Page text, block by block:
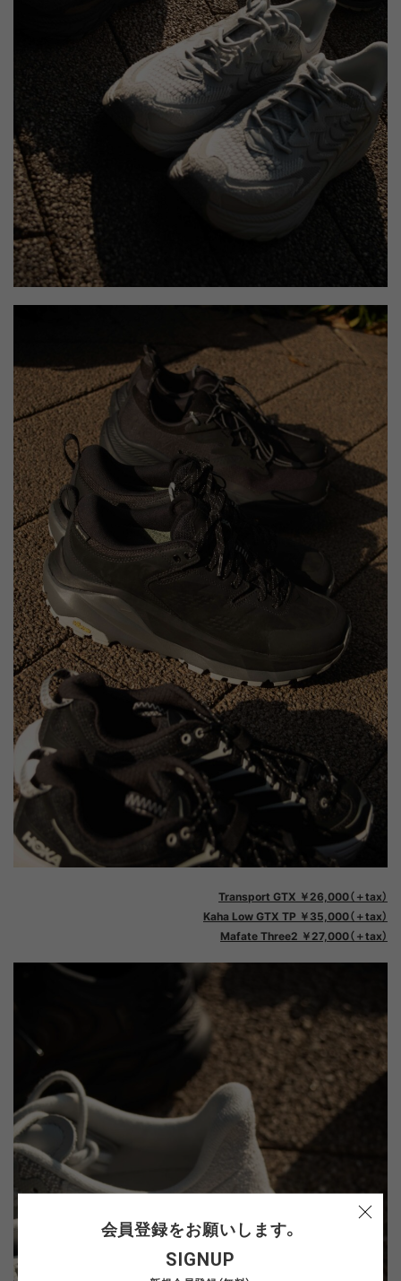
Transport GTX ￥26,000（＋tax）
Kaha Low GTX TP ￥35,000（＋tax）
Mafate Three2 ￥27,000（＋tax）
会員登録をお願いします。
SIGNUP